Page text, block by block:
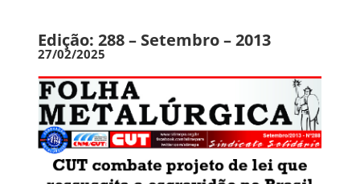
Edição: 288 – Setembro – 2013
27/02/2025